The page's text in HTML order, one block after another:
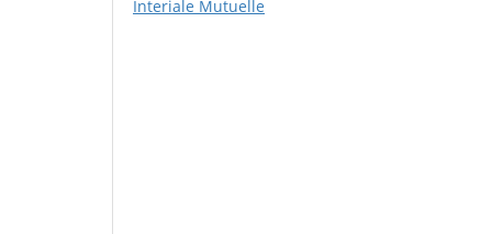
Interiale Mutuelle